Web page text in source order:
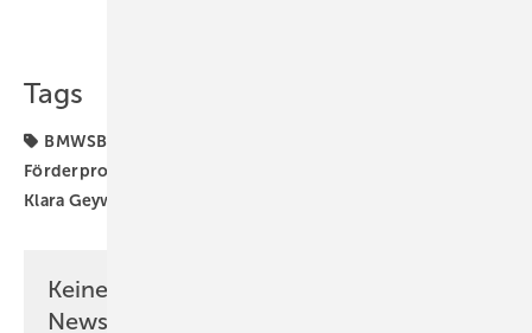
Tags
BMWSB
Förderprogramm
Klara Geywitz
Keine Zeit? Kein Problem mit dem SBZ
Newsletter!